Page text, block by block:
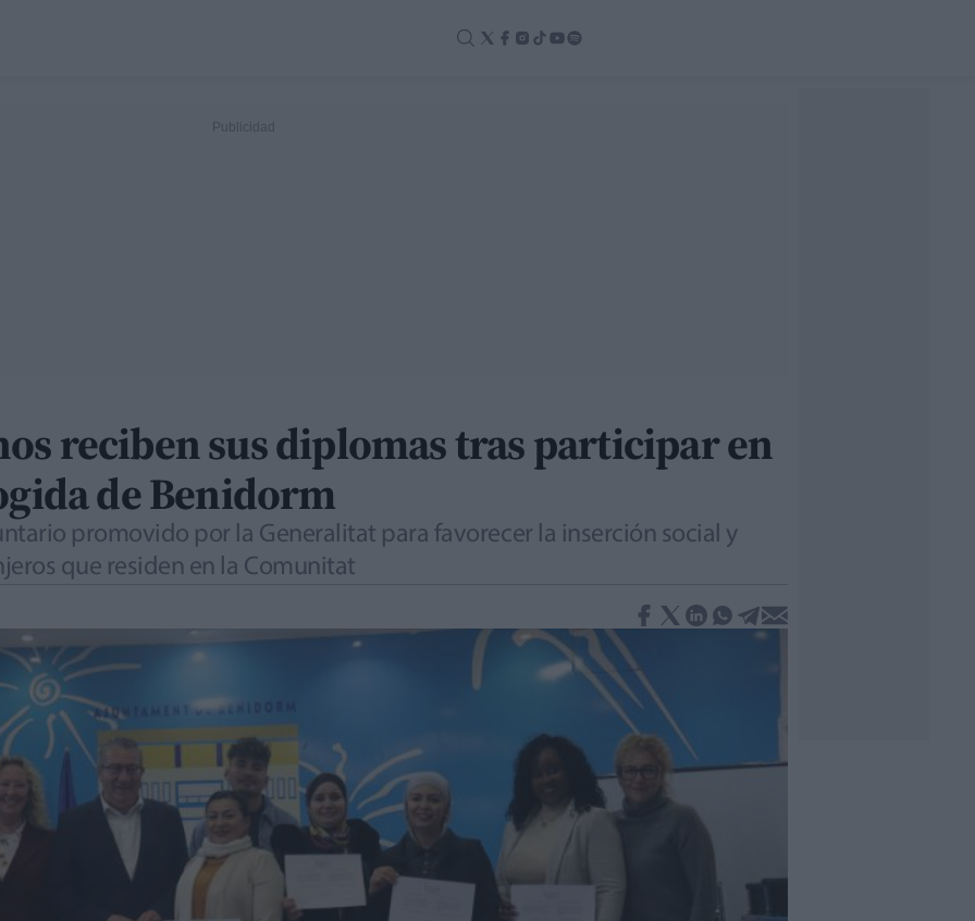
reciben sus diplomas tras participar en
de Benidorm
promovido por la Generalitat para favorecer la inserción social y
que residen en la Comunitat